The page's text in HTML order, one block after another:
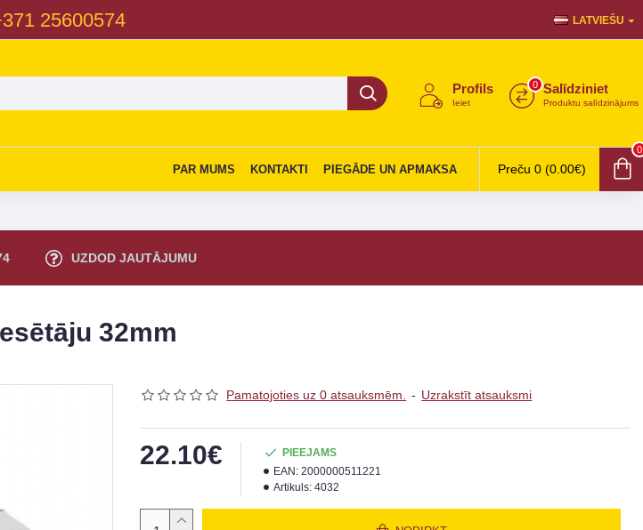
25600574 LATVIEŠU
Profils
Ieiet
Salīdziniet
Produktu salīdzinājums
0
PAR MUMS KONTAKTI PIEGĀDE UN APMAKSA Preču 0 (0.00€)
0
UZDOD JAUTĀJUMU
32mm
Pamatojoties uz 0 atsauksmēm. - Uzrakstīt atsauksmi
22.10€
PIEEJAMS
EAN: 2000000511221
Artikuls: 4032